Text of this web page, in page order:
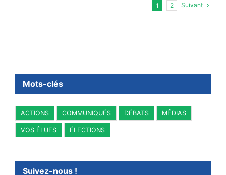
1 2 Suivant
Mots-clés
ACTIONS COMMUNIQUÉS DÉBATS MÉDIAS
VOS ÉLUES ÉLECTIONS
Suivez-nous !